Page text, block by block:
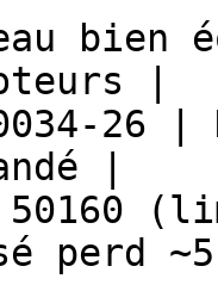
bien
|
26 |
|
50160
perd